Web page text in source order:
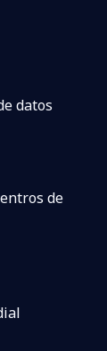
datos
de